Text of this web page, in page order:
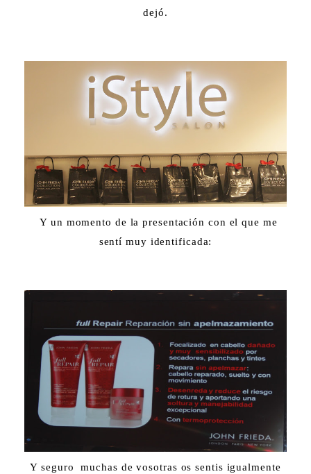
dejó.
Y un momento de la presentación con el que me
sentí muy identificada:
Y seguro muchas de vosotras os sentis igualmente